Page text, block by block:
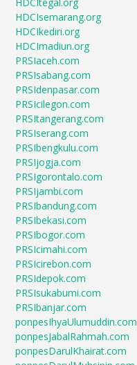
HDCItegal.org
HDCIsemarang.org
HDCIkediri.org
HDCImadiun.org
PRSIaceh.com
PRSIsabang.com
PRSIdenpasar.com
PRSIcilegon.com
PRSItangerang.com
PRSIserang.com
PRSIbengkulu.com
PRSIjogja.com
PRSIgorontalo.com
PRSIjambi.com
PRSIbandung.com
PRSIbekasi.com
PRSIbogor.com
PRSIcimahi.com
PRSIcirebon.com
PRSIdepok.com
PRSIsukabumi.com
PRSIbanjar.com
ponpesIhyaUlumuddin.com
ponpesJabalRahmah.com
ponpesDarulKhairat.com